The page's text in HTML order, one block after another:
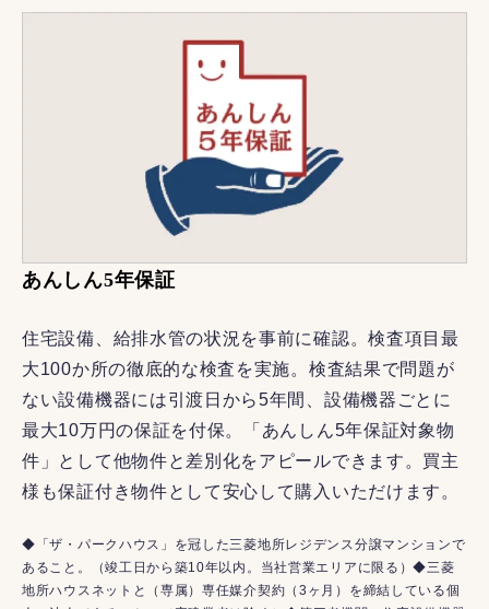
あんしん5年保証
住宅設備、給排水管の状況を事前に確認。検査項目最
大100か所の徹底的な検査を実施。検査結果で問題が
ない設備機器には引渡日から5年間、設備機器ごとに
最大10万円の保証を付保。「あんしん5年保証対象物
件」として他物件と差別化をアピールできます。買主
様も保証付き物件として安心して購入いただけます。
◆「ザ・パークハウス」を冠した三菱地所レジデンス分譲マンションで
あること。（竣工日から築10年以内。当社営業エリアに限る）◆三菱
地所ハウスネットと（専属）専任媒介契約（3ヶ月）を締結している個